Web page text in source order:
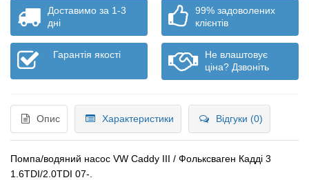
Доставимо за 1-3
дні
99% задоволених
клієнтів
Гарантія якості
Не влаштовує
ціна? Дзвоніть
Опис Характеристики Відгуки (0)
Помпа/водяний насос VW Caddy III / Фольксваген Кадді 3
1.6TDI/2.0TDI 07-.